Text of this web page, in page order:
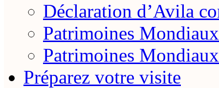
Déclaration d’Avila
Patrimoines
Patrimoines
Préparez votre visite